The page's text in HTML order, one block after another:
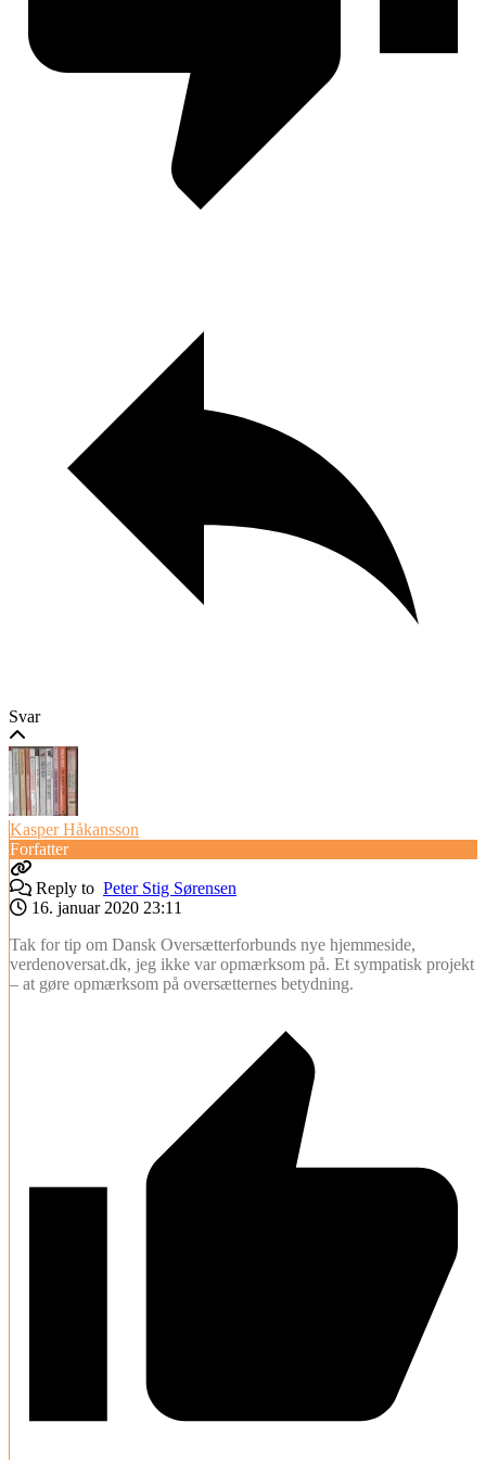
Svar
Kasper Håkansson
Forfatter
Reply to Peter Stig Sørensen
16. januar 2020 23:11
Tak for tip om Dansk Oversætterforbunds nye hjemmeside,
verdenoversat.dk, jeg ikke var opmærksom på. Et sympatisk projekt
– at gøre opmærksom på oversætternes betydning.